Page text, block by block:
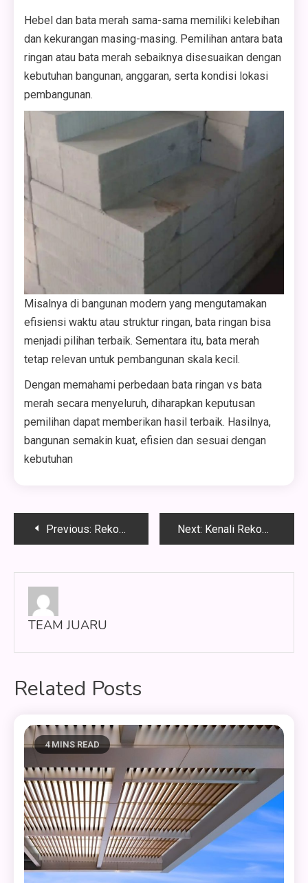
Hebel dan bata merah sama-sama memiliki kelebihan
dan kekurangan masing-masing. Pemilihan antara bata
ringan atau bata merah sebaiknya disesuaikan dengan
kebutuhan bangunan, anggaran, serta kondisi lokasi
pembangunan.
Misalnya di bangunan modern yang mengutamakan
efisiensi waktu atau struktur ringan, bata ringan bisa
menjadi pilihan terbaik. Sementara itu, bata merah
tetap relevan untuk pembangunan skala kecil.
Dengan memahami perbedaan bata ringan vs bata
merah secara menyeluruh, diharapkan keputusan
pemilihan dapat memberikan hasil terbaik. Hasilnya,
bangunan semakin kuat, efisien dan sesuai dengan
kebutuhan
Navigasi
Previous: Rekomendasi Jenis-jenis Semen Terbaik dan Fungsinya dalam Konstruksi Bangunan Next: Kenali Rekomendasi Jenis Pipa Bangunan Terbaik dan Berkualitas
TEAM JUARU
Related Posts
4 MINS READ